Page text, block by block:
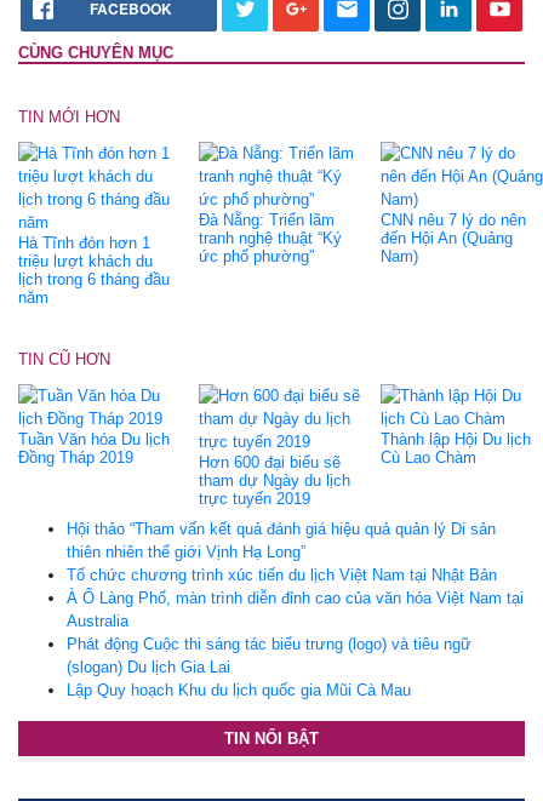
FACEBOOK
CÙNG CHUYÊN MỤC
TIN MỚI HƠN
Hà Tĩnh đón hơn 1
triệu lượt khách du
lịch trong 6 tháng đầu
năm
Đà Nẵng: Triển lãm
tranh nghệ thuật “Ký
ức phố phường”
CNN nêu 7 lý do nên
đến Hội An (Quảng
Nam)
TIN CŨ HƠN
Tuần Văn hóa Du lịch
Đồng Tháp 2019
Hơn 600 đại biểu sẽ
tham dự Ngày du lịch
trực tuyến 2019
Thành lập Hội Du lịch
Cù Lao Chàm
Hội thảo “Tham vấn kết quả đánh giá hiệu quả quản lý Di sản
thiên nhiên thế giới Vịnh Hạ Long”
Tổ chức chương trình xúc tiến du lịch Việt Nam tại Nhật Bản
À Ố Làng Phố, màn trình diễn đỉnh cao của văn hóa Việt Nam tại
Australia
Phát động Cuộc thi sáng tác biểu trưng (logo) và tiêu ngữ
(slogan) Du lịch Gia Lai
Lập Quy hoạch Khu du lịch quốc gia Mũi Cà Mau
TIN NỔI BẬT